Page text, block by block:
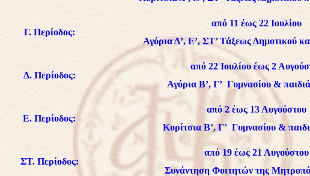
Γ. Περίοδος:
από 11 έως 22 Ιουλίου
Αγόρια Δ’, Ε’, ΣΤ’ Τάξεως Δημοτικού
Δ. Περίοδος:
από 22 Ιουλίου έως 2
Αγόρια Β’, Γ’ Γυμνασίου &
Ε. Περίοδος:
από 2 έως 13 Αυγούστου
Κορίτσια Β’, Γ’ Γυμνασίου &
ΣΤ. Περίοδος:
από 19 έως 21 Αυγούστου
Συνάντηση Φοιτητών της